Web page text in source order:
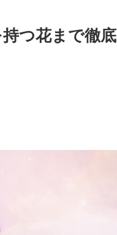
つ花まで徹底